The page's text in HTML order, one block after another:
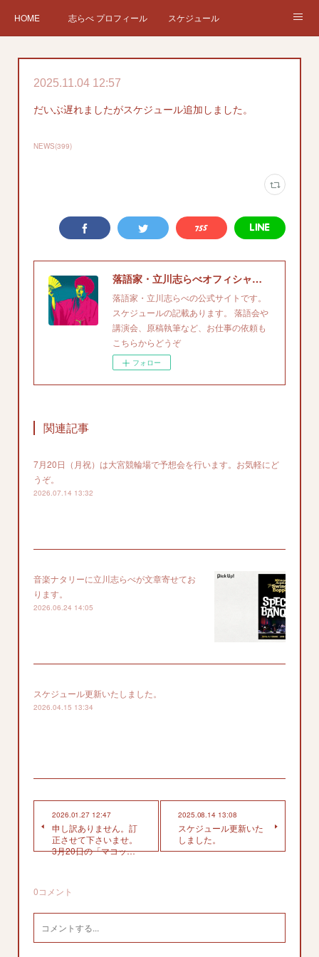
HOME 志らべ プロフィール スケジュール
チケット予約 Instagram
2025.11.04 12:57
だいぶ遅れましたがスケジュール追加しました。
NEWS(399)
落語家・立川志らべオフィシャルサイト
落語家・立川志らべの公式サイトです。
スケジュールの記載あります。 落語会や
講演会、原稿執筆など、お仕事の依頼も
こちらからどうぞ
フォロー
関連記事
7月20日（月祝）は大宮競輪場で予想会を行います。お気軽にど
うぞ。
2026.07.14 13:32
音楽ナタリーに立川志らべが文章寄せてお
ります。
2026.06.24 14:05
スケジュール更新いたしました。
2026.04.15 13:34
2026.01.27 12:47
申し訳ありません。訂
正させて下さいませ。
3月20日の「マコッ…
2025.08.14 13:08
スケジュール更新いた
しました。
0コメント